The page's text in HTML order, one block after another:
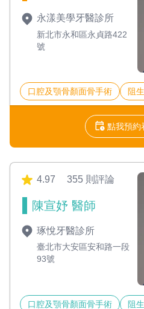
永漾美學牙醫診所
新北市永和區永貞路422
號
口腔及顎骨顏面骨手術 阻
點我預約
4.97 355 則評論
陳宣妤 醫師
琢悅牙醫診所
臺北市大安區安和路一段
93號
口腔及顎骨顏面骨手術 阻